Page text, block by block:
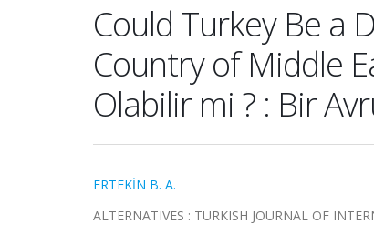
Could Turkey Be a
Country of Middle
Olabilir mi ? : Bir
ERTEKİN B. A.
ALTERNATIVES : TURKISH JOURNAL OF